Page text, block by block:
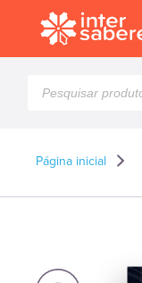
produtos
Página inicial